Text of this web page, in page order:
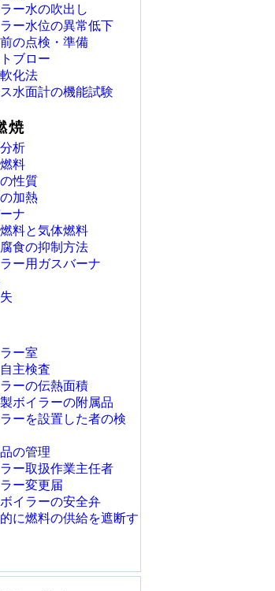
ー水の吹出し
ー水位の異常低下
の点検・準備
ブロー
化法
水面計の機能試験
焼
析
料
性質
加熱
ナ
料と気体燃料
食の抑制方法
ー用ガスバーナ
ー室
主検査
ーの伝熱面積
ボイラーの附属品
ーを設置した者の検
の管理
ー取扱作業主任者
ー変更届
イラーの安全弁
に燃料の供給を遮断す